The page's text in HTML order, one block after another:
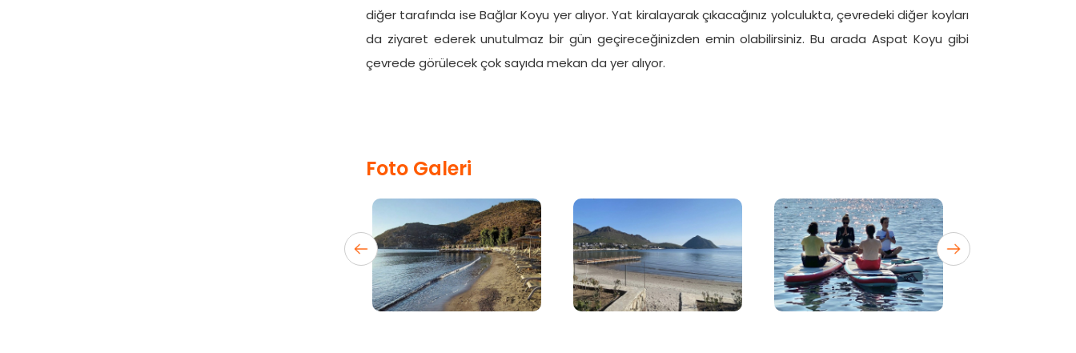
diğer tarafında ise Bağlar Koyu yer alıyor. Yat kiralayarak çıkacağınız yolculukta, çevredeki diğer koyları
da ziyaret ederek unutulmaz bir gün geçireceğinizden emin olabilirsiniz. Bu arada Aspat Koyu gibi
çevrede görülecek çok sayıda mekan da yer alıyor.
Foto Galeri